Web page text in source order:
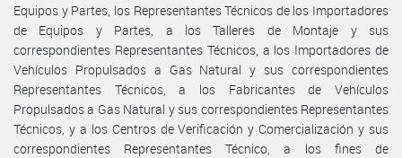
Equipos y Partes, los Representantes Técnicos de los Importadores
de Equipos y Partes, a los Talleres de Montaje y sus
correspondientes Representantes Técnicos, a los Importadores de
Vehículos Propulsados a Gas Natural y sus correspondientes
Representantes Técnicos, a los Fabricantes de Vehículos
Propulsados a Gas Natural y sus correspondientes Representantes
Técnicos, y a los Centros de Verificación y Comercialización y sus
correspondientes Representantes Técnico, a los fines de